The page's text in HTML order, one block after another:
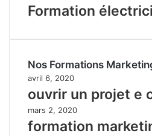
Formation
Nos Formations
avril 6, 2020
ouvrir un projet e
mars 2, 2020
formation